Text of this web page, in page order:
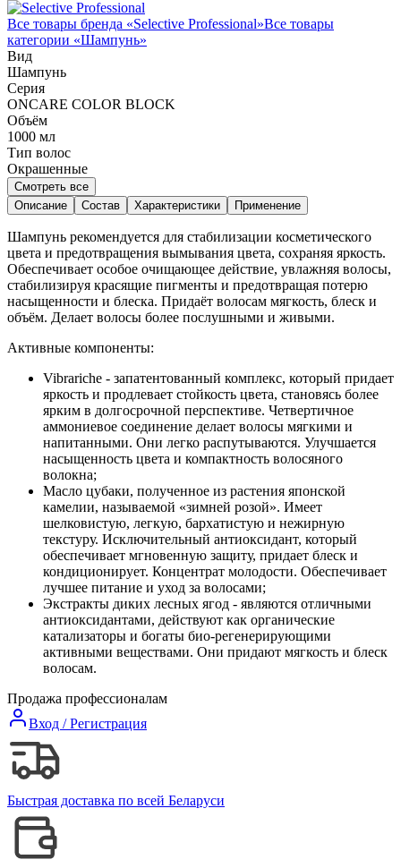
Все товары бренда «Selective Professional»Все товары
категории «Шампунь»
Вид
Шампунь
Серия
ONCARE COLOR BLOCK
Объём
1000 мл
Тип волос
Окрашенные
Смотреть все
Описание
Состав Характеристики Применение
Шампунь рекомендуется для стабилизации косметического
цвета и предотвращения вымывания цвета, сохраняя яркость.
Обеспечивает особое очищающее действие, увлажняя волосы,
стабилизируя красящие пигменты и предотвращая потерю
насыщенности и блеска. Придаёт волосам мягкость, блеск и
объём. Делает волосы более послушными и живыми.
Активные компоненты:
Vibrariche - запатентованный комплекс, который придает
яркость и продлевает стойкость цвета, становясь более
ярким в долгосрочной перспективе. Четвертичное
аммониевое соединение делает волосы мягкими и
напитанными. Они легко распутываются. Улучшается
насыщенность цвета и компактность волосяного
волокна;
Масло цубаки, полученное из растения японской
камелии, называемой «зимней розой». Имеет
шелковистую, легкую, бархатистую и нежирную
текстуру. Исключительный антиоксидант, который
обеспечивает мгновенную защиту, придает блеск и
кондиционирует. Концентрат молодости. Обеспечивает
лучшее питание и уход за волосами;
Экстракты диких лесных ягод - являются отличными
антиоксидантами, действуют как органические
катализаторы и богаты био-регенерирующими
активными веществами. Они придают мягкость и блеск
волосам.
Продажа профессионалам
Вход / Регистрация
Быстрая доставка по всей Беларуси